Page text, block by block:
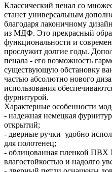
Классический пенал со
станет универсальным
благодаря лаконичному
из МДФ. Это прекрасный
функциональности и
прослужит долгие годы.
пенала - его возможность
существующую обстановку
частью абсолютно нового
использования
фурнитурой.
Характерные особенности
- надежная немецкая
открытий;
- дверные ручки удобно
для полотенец;
- облицованная пленкой ПВХ
влагостойкостью и надолго